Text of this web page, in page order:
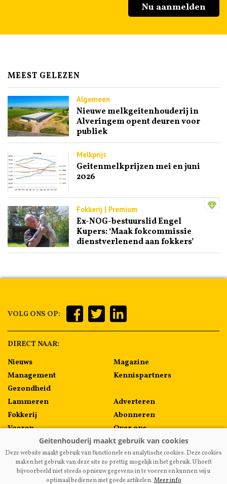
Nu aanmelden
MEEST GELEZEN
Algemeen
Nieuwe melkgeitenhouderij in
Alveringem opent deuren voor
publiek
Melkprijs
Geitenmelkprijzen mei en juni
2026
Fokkerij | Premium
Ex-NOG-bestuurslid Engel
Kupers: ‘Maak fokcommissie
dienstverlenend aan fokkers’
VOLG ONS OP:
DIRECT NAAR:
Nieuws
Management
Gezondheid
Lammeren
Fokkerij
Voeren
Algemeen
Melkprijzen
Magazine
Kennispartners
Adverteren
Abonneren
Over ons
Contact
Deze website maakt gebruik van functionele en analytische cookies. Deze cookies
maken het gebruik van deze site zo prettig mogelijk in het gebruik. U hoeft
bijvoorbeeld niet steeds opnieuw gegevens in te voeren en kunnen wij u
optimaal bedienen met goede artikelen. Meer info